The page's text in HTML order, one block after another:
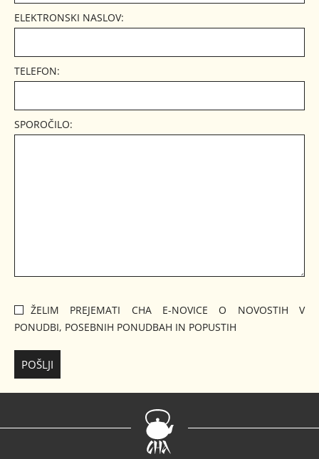
ELEKTRONSKI NASLOV:
TELEFON:
SPOROČILO:
ŽELIM PREJEMATI CHA E-NOVICE O NOVOSTIH V
PONUDBI, POSEBNIH PONUDBAH IN POPUSTIH